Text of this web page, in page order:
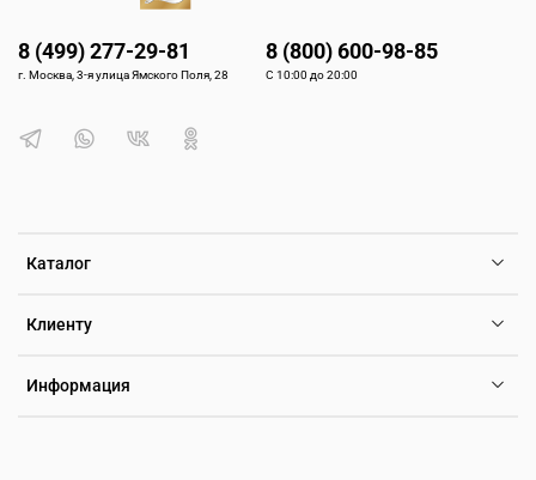
Каталог
Клиенту
Информация
8 (499) 277-29-81
г. Москва, 3-я улица Ямского Поля, 28
8 (800) 600-98-85
С 10:00 до 20:00